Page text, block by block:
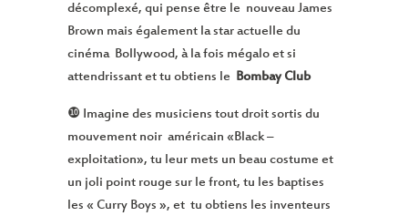
décomplexé, qui pense être le nouveau James
Brown mais également la star actuelle du
cinéma Bollywood, à la fois mégalo et si
attendrissant et tu obtiens le Bombay Club
❿ Imagine des musiciens tout droit sortis du
mouvement noir américain «Black –
exploitation», tu leur mets un beau costume et
un joli point rouge sur le front, tu les baptises
les « Curry Boys », et tu obtiens les inventeurs